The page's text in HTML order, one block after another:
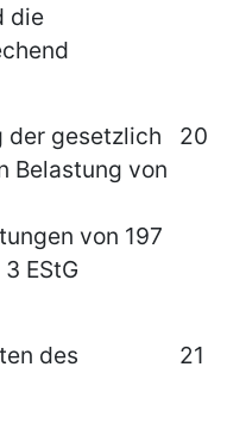
die
20
der gesetzlich
Belastung von
von 197
EStG
21
des